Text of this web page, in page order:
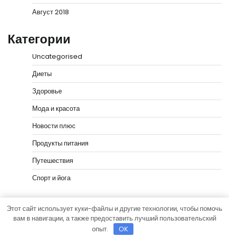
Август 2018
Категории
Uncategorised
Диеты
Здоровье
Мода и красота
Новости плюс
Продукты питания
Путешествия
Спорт и йога
vip-hata.ruТема News Bank от
Этот сайт использует куки-файлы и другие технологии, чтобы помочь
вам в навигации, а также предоставить лучший пользовательский
опыт.
OK